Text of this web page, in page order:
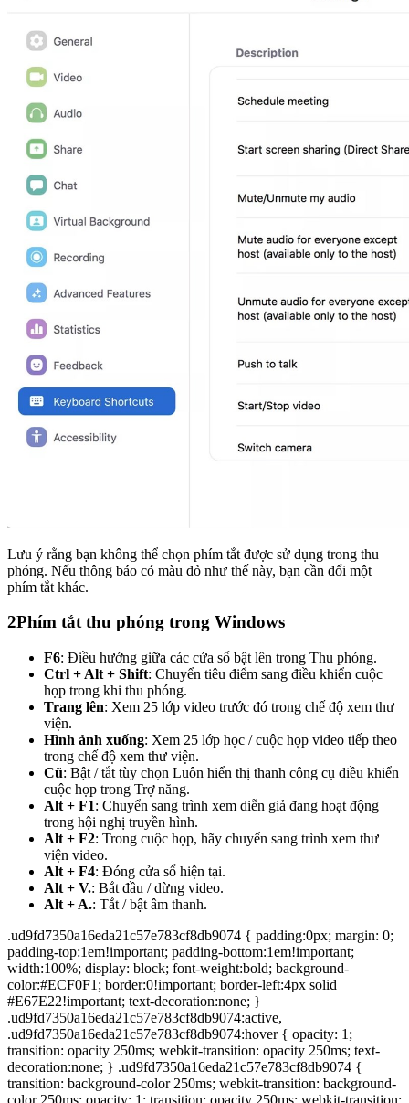
Lưu ý rằng bạn không thể chọn phím tắt được sử dụng trong thu
phóng. Nếu thông báo có màu đỏ như thế này, bạn cần đổi một
phím tắt khác.
2Phím tắt thu phóng trong Windows
F6: Điều hướng giữa các cửa sổ bật lên trong Thu phóng.
Ctrl + Alt + Shift: Chuyển tiêu điểm sang điều khiển cuộc
họp trong khi thu phóng.
Trang lên: Xem 25 lớp video trước đó trong chế độ xem thư
viện.
Hình ảnh xuống: Xem 25 lớp học / cuộc họp video tiếp theo
trong chế độ xem thư viện.
Cũ: Bật / tắt tùy chọn Luôn hiển thị thanh công cụ điều khiển
cuộc họp trong Trợ năng.
Alt + F1: Chuyển sang trình xem diễn giả đang hoạt động
trong hội nghị truyền hình.
Alt + F2: Trong cuộc họp, hãy chuyển sang trình xem thư
viện video.
Alt + F4: Đóng cửa sổ hiện tại.
Alt + V.: Bắt đầu / dừng video.
Alt + A.: Tắt / bật âm thanh.
.ud9fd7350a16eda21c57e783cf8db9074 { padding:0px; margin: 0;
padding-top:1em!important; padding-bottom:1em!important;
width:100%; display: block; font-weight:bold; background-
color:#ECF0F1; border:0!important; border-left:4px solid
#E67E22!important; text-decoration:none; }
.ud9fd7350a16eda21c57e783cf8db9074:active,
.ud9fd7350a16eda21c57e783cf8db9074:hover { opacity: 1;
transition: opacity 250ms; webkit-transition: opacity 250ms; text-
decoration:none; } .ud9fd7350a16eda21c57e783cf8db9074 {
transition: background-color 250ms; webkit-transition: background-
color 250ms; opacity: 1; transition: opacity 250ms; webkit-transition: